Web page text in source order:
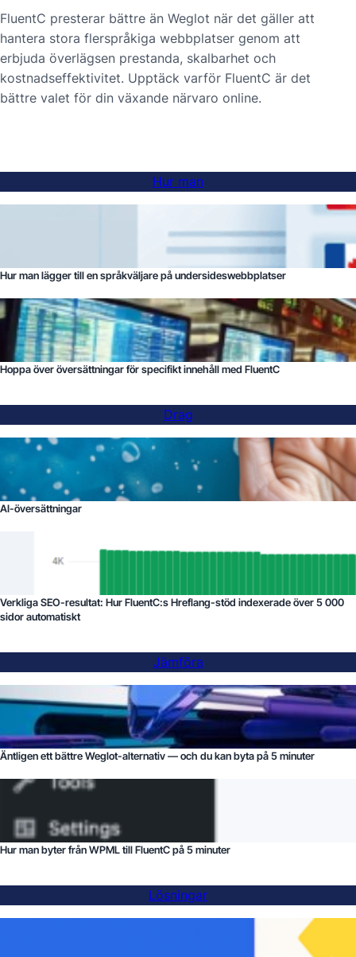
FluentC presterar bättre än Weglot när det gäller att
hantera stora flerspråkiga webbplatser genom att
erbjuda överlägsen prestanda, skalbarhet och
kostnadseffektivitet. Upptäck varför FluentC är det
bättre valet för din växande närvaro online.
Hur man
Hur man lägger till en språkväljare på undersideswebbplatser
Hoppa över översättningar för specifikt innehåll med FluentC
Drag
AI-översättningar
Verkliga SEO-resultat: Hur FluentC:s Hreflang-stöd indexerade över 5 000
sidor automatiskt
Jämföra
Äntligen ett bättre Weglot-alternativ — och du kan byta på 5 minuter
Hur man byter från WPML till FluentC på 5 minuter
Lösningar